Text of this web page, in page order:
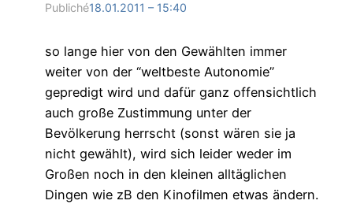
Publiché18.01.2011 – 15:40
so lange hier von den Gewählten immer
weiter von der “weltbeste Autonomie”
gepredigt wird und dafür ganz offensichtlich
auch große Zustimmung unter der
Bevölkerung herrscht (sonst wären sie ja
nicht gewählt), wird sich leider weder im
Großen noch in den kleinen alltäglichen
Dingen wie zB den Kinofilmen etwas ändern.